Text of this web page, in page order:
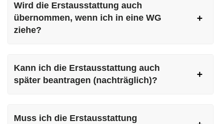
Wird die Erstausstattung auch
übernommen, wenn ich in eine WG
ziehe?
Kann ich die Erstausstattung auch
später beantragen (nachträglich)?
Muss ich die Erstausstattung